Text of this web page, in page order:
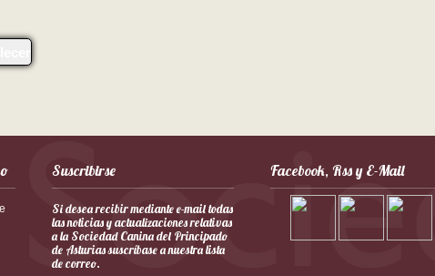
Suscribirse
Si desea recibir mediante e-mail todas
las noticias y actualizaciones relativas
a la Sociedad Canina del Principado
de Asturias suscríbase a nuestra lista
de correo.
Facebook, Rss y E-Mail